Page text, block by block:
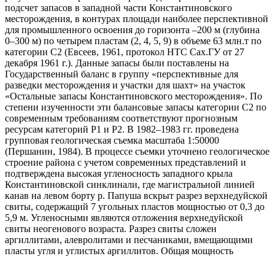
подсчет запасов в западной части Константиновского
месторождения, в контурах площади наиболее перспективной
для промышленного освоения до горизонта –200 м (глубина
0–300 м) по четырем пластам (2, 4, 5, 9) в объеме 63 млн.т по
категории С2 (Евсеев, 1961, протокол НТС Сах.ГУ от 27
декабря 1961 г.). Данные запасы были поставлены на
Государственный баланс в группу «перспективные для
разведки месторождения и участки для шахт» на участок
«Остальные запасы Константиновского месторождения». По
степени изученности эти балансовые запасы категории С2 по
современным требованиям соответствуют прогнозным
ресурсам категорий Р1 и Р2. В 1982–1983 гг. проведена
групповая геологическая съемка масштаба 1:50000
(Першанин, 1984). В процессе съемки уточнено геологическое
строение района с учетом современных представлений и
подтверждена высокая угленосность западного крыла
Константиновской синклинали, где магистральной линией
канав на левом борту р. Папуша вскрыт разрез верхнедуйской
свиты, содержащий 7 угольных пластов мощностью от 0,3 до
5,9 м. Угленосными являются отложения верхнедуйской
свиты неогенового возраста. Разрез свиты сложен
аргиллитами, алевролитами и песчаниками, вмещающими
пласты угля и углистых аргиллитов. Общая мощность